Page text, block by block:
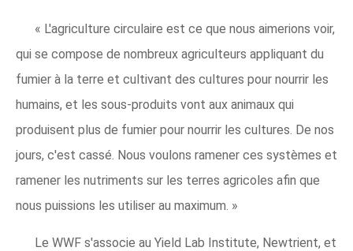
« L'agriculture circulaire est ce que nous aimerions voir,
qui se compose de nombreux agriculteurs appliquant du
fumier à la terre et cultivant des cultures pour nourrir les
humains, et les sous-produits vont aux animaux qui
produisent plus de fumier pour nourrir les cultures. De nos
jours, c'est cassé. Nous voulons ramener ces systèmes et
ramener les nutriments sur les terres agricoles afin que
nous puissions les utiliser au maximum. »
Le WWF s'associe au Yield Lab Institute, Newtrient, et